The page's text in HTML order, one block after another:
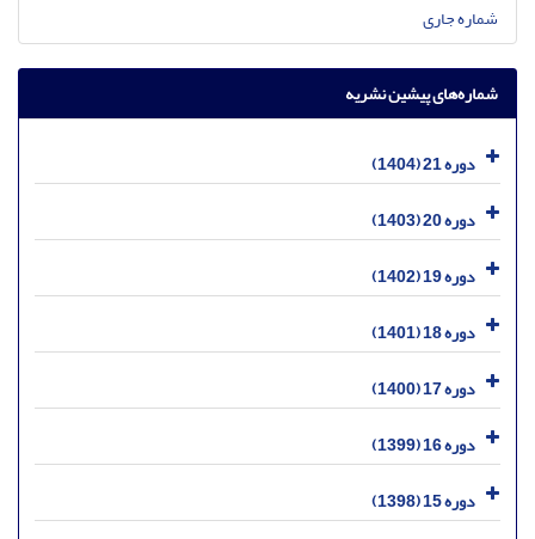
شماره جاری
شماره‌های پیشین نشریه
دوره 21 (1404)
دوره 20 (1403)
دوره 19 (1402)
دوره 18 (1401)
دوره 17 (1400)
دوره 16 (1399)
دوره 15 (1398)